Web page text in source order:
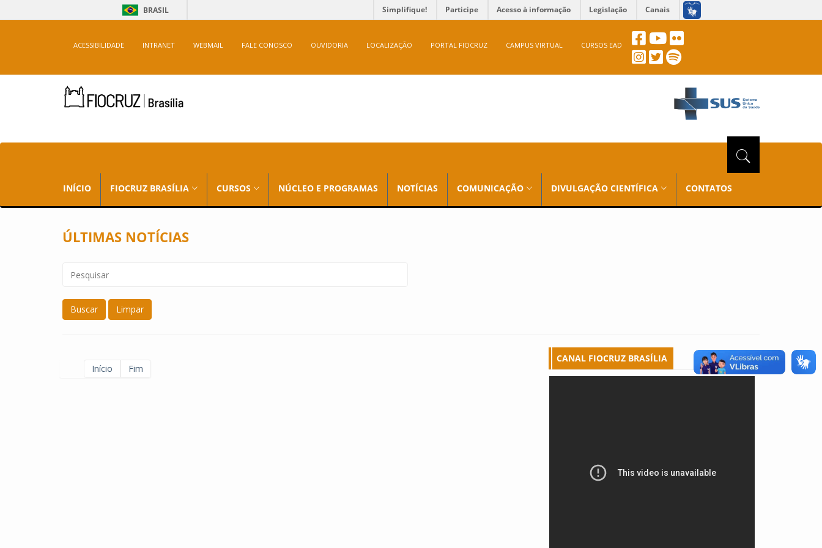
BRASIL Simplifique! Participe Acesso à informação Legislação Canais
ACESSIBILIDADE INTRANET WEBMAIL FALE CONOSCO OUVIDORIA LOCALIZAÇÃO PORTAL FIOCRUZ CAMPUS VIRTUAL CURSOS EAD
INÍCIO FIOCRUZ BRASÍLIA CURSOS NÚCLEO E PROGRAMAS NOTÍCIAS COMUNICAÇÃO DIVULGAÇÃO CIENTÍFICA CONTATOS
ÚLTIMAS NOTÍCIAS
Buscar Limpar
Início Fim
CANAL FIOCRUZ BRASÍLIA